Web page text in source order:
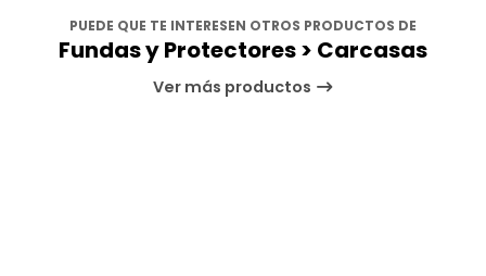
PUEDE QUE TE INTERESEN OTROS PRODUCTOS DE
Fundas y Protectores > Carcasas
Ver más productos